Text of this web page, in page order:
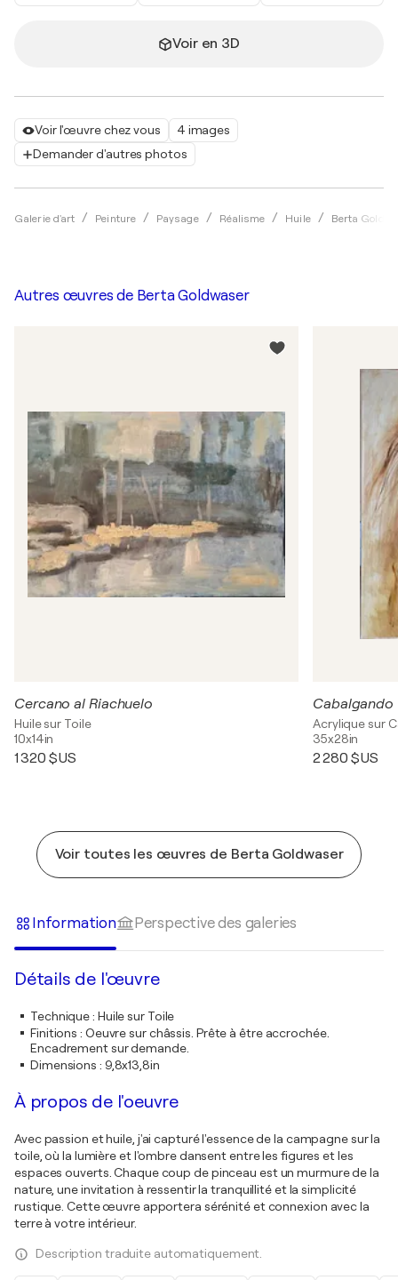
Voir l'œuvre chez vous
4 images
Demander d'autres photos
Galerie d'art Peinture Paysage Réalisme Huile Berta
Voir en 3D
Autres œuvres de Berta Goldwaser
Cercano al Riachuelo
Huile sur Toile
10x14in
1 320 $US
Cabalgando
Acrylique sur
35x28in
2 280 $US
Voir toutes les œuvres de Berta Goldwaser
Information Perspective des galeries
Détails de l'œuvre
Technique: Huile sur Toile
Finitions : Oeuvre sur châssis. Prête à être accrochée.
Encadrement sur demande.
Dimensions : 9,8x13,8in
À propos de l'oeuvre
Avec passion et huile, j'ai capturé l'essence de la campagne sur la
toile, où la lumière et l'ombre dansent entre les figures et les
espaces ouverts. Chaque coup de pinceau est un murmure de la
nature, une invitation à ressentir la tranquillité et la simplicité
rustique. Cette œuvre apportera sérénité et connexion avec la
terre à votre intérieur.
Description traduite automatiquement.